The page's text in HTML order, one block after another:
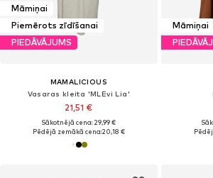
Māmiņai
Piemērots zīdīšanai
PIEDĀVĀJUMS
MAMALICIOUS
Vasaras kleita 'MLEvi Lia'
21,51 €
Sākotnējā cena: 29,99 €
Pēdējā zemākā cena:20,18 €
Māmiņai